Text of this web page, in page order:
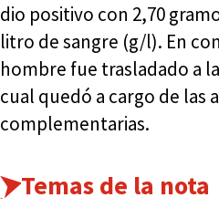
dio positivo con 2,70
litro de sangre (g/l). En
hombre fue trasladado a
cual quedó a cargo de las
complementarias.
Temas de la nota